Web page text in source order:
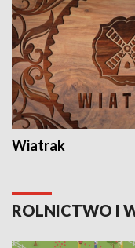
Wiatrak
ROLNICTWO I